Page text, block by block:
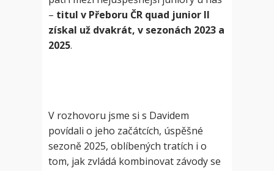
– titul v Přeboru ČR quad junior II
získal už dvakrát, v sezonách 2023 a
2025.
V rozhovoru jsme si s Davidem
povídali o jeho začátcích, úspěšné
sezoně 2025, oblíbených tratích i o
tom, jak zvládá kombinovat závody se